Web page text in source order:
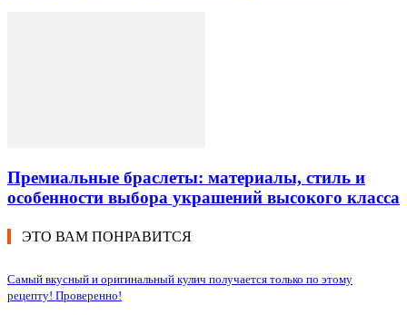
Премиальные браслеты: материалы, стиль и
особенности выбора украшений высокого класса
ЭТО ВАМ ПОНРАВИТСЯ
Самый вкусный и оригинальный кулич получается только по этому
рецепту! Проверенно!